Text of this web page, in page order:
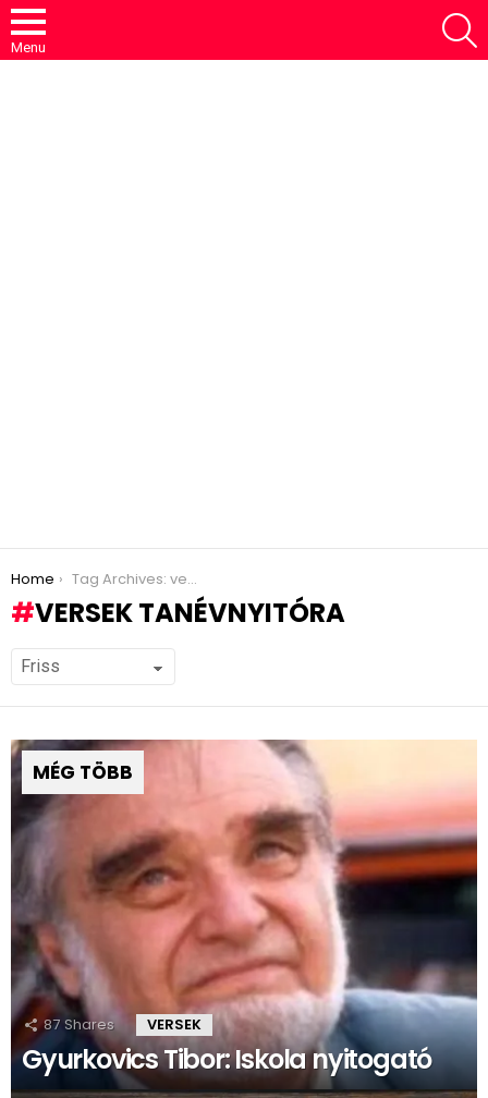
Menu
You are here:
Home Tag Archives: versek tanévnyitóra
VERSEK TANÉVNYITÓRA
MÉG TÖBB
87 Shares VERSEK
Gyurkovics Tibor: Iskola nyitogató